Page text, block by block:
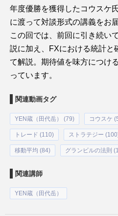
年度優勝を獲得したコウスケ
に渡って対談形式の講義をお
この回では、前回に引き続い
説に加え、FXにおける統計と
て解説。期待値を味方につけ
っています。
関連動画タグ
YEN蔵（田代岳） (79) コウスケ
トレード (110) ストラテジー
移動平均 (84) グランビルの法則
関連講師
YEN蔵（田代岳）